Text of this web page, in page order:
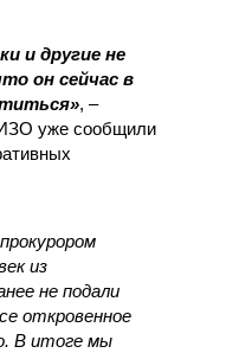
и другие не
он сейчас в
, –
уже сообщили
из
не подали
откровенное
В итоге мы